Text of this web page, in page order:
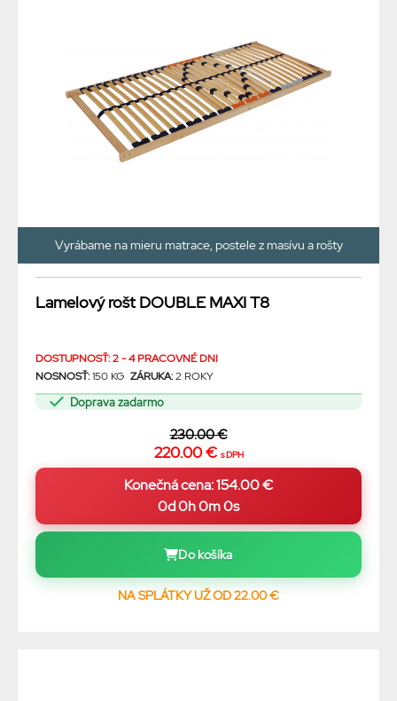
Vyrábame na mieru matrace, postele z masívu a rošty
Lamelový rošt DOUBLE MAXI T8
DOSTUPNOSŤ: 2 - 4 PRACOVNÉ DNI
NOSNOSŤ:150 KG ZÁRUKA:2 ROKY
Doprava zadarmo
230.00 €
220.00 € s DPH
0d 0h 0m 0s
Do košíka
NA SPLÁTKY UŽ OD 22.00 €